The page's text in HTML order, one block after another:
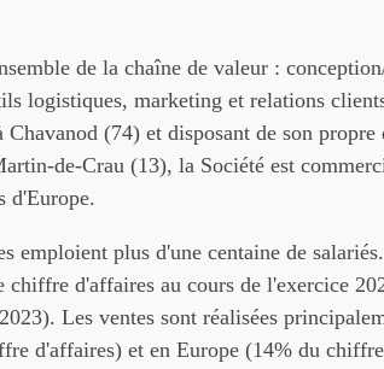
de la chaîne de valeur :
logistiques, marketing et relations
Chavanod (74) et disposant de son propre
de-Crau (13), la Société est
d'Europe.
emploient plus d'une centaine de
chiffre d'affaires au cours de l'exercice
Les ventes sont réalisées
d'affaires) et en Europe (14% du chiffre